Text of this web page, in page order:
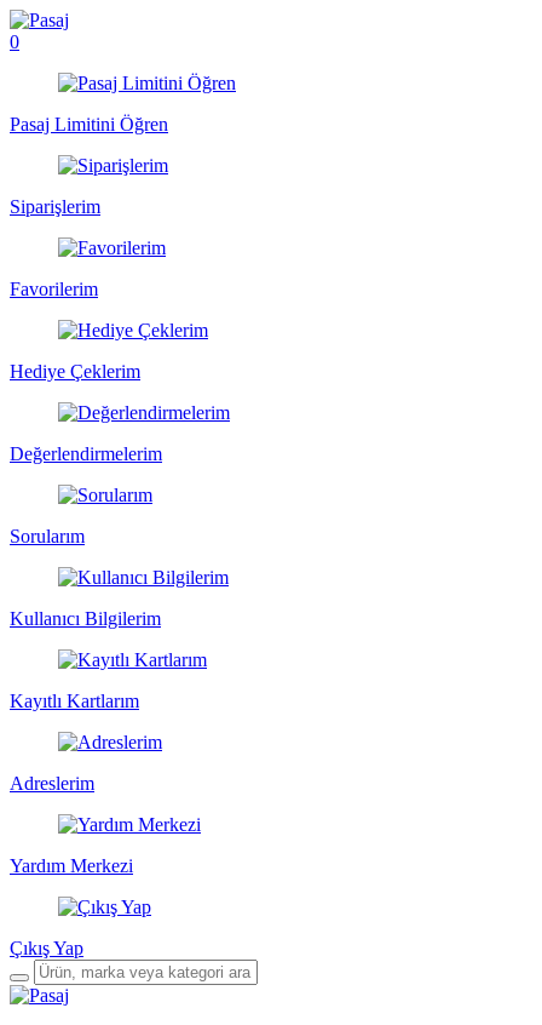
0
Pasaj Limitini Öğren
Siparişlerim
Favorilerim
Hediye Çeklerim
Değerlendirmelerim
Sorularım
Kullanıcı Bilgilerim
Kayıtlı Kartlarım
Adreslerim
Yardım Merkezi
Çıkış Yap